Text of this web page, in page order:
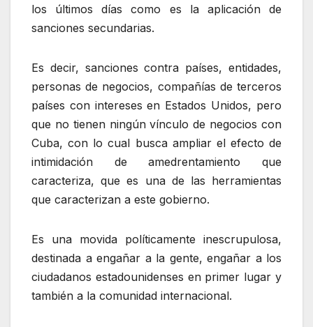
los últimos días como es la aplicación de
sanciones secundarias.
Es decir, sanciones contra países, entidades,
personas de negocios, compañías de terceros
países con intereses en Estados Unidos, pero
que no tienen ningún vínculo de negocios con
Cuba, con lo cual busca ampliar el efecto de
intimidación de amedrentamiento que
caracteriza, que es una de las herramientas
que caracterizan a este gobierno.
Es una movida políticamente inescrupulosa,
destinada a engañar a la gente, engañar a los
ciudadanos estadounidenses en primer lugar y
también a la comunidad internacional.